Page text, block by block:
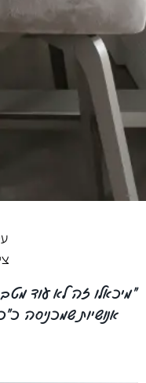
"מיכאלו זה לא עוד
אנושיות שמכניסה